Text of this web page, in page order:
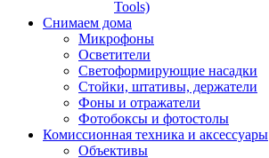
Tools)
Снимаем дома
Микрофоны
Осветители
Светоформирующие насадки
Стойки, штативы, держатели
Фоны и отражатели
Фотобоксы и фотостолы
Комиссионная техника и аксессуары
Объективы